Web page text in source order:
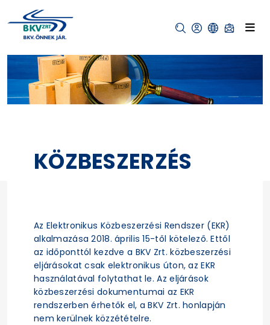
KÖZBESZERZÉS
Az Elektronikus Közbeszerzési Rendszer (EKR)
alkalmazása 2018. április 15-től kötelező. Ettől
az időponttól kezdve a BKV Zrt. közbeszerzési
eljárásokat csak elektronikus úton, az EKR
használatával folytathat le. Az eljárások
közbeszerzési dokumentumai az EKR
rendszerben érhetők el, a BKV Zrt. honlapján
nem kerülnek közzétételre.